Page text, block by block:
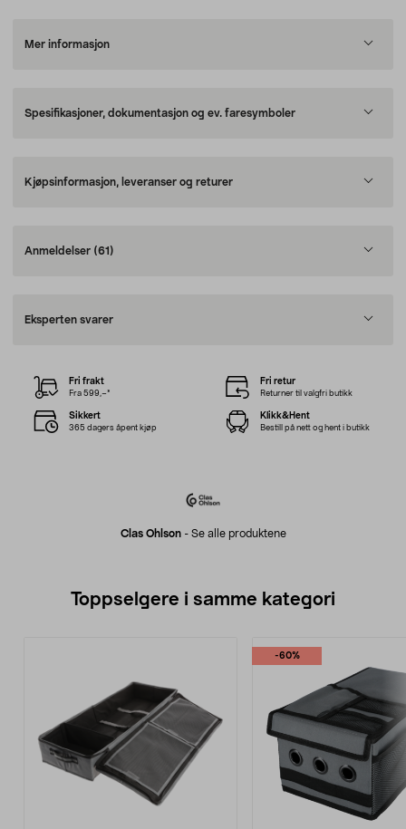
Mer informasjon
Spesifikasjoner, dokumentasjon og ev. faresymboler
Kjøpsinformasjon, leveranser og returer
Anmeldelser (61)
Eksperten svarer
Clas Ohlson- Se alle produktene
Fri frakt
Fra 599,–*
Fri retur
Returner til valgfri butikk
Sikkert
365 dagers åpent kjøp
Klikk&Hent
Bestill på nett og hent i butikk
Toppselgere i samme kategori
-60%